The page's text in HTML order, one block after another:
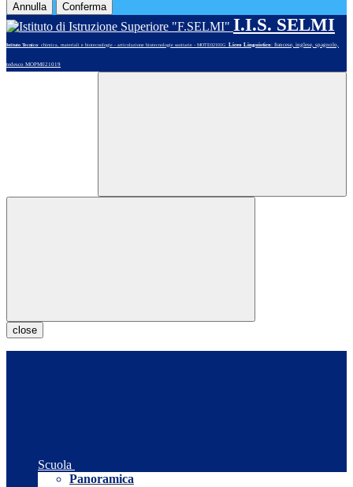
Annulla Conferma
I.I.S. SELMI
Istituto Tecnico: chimica, materiali e biotecnologie - articolazione biotecnologie sanitarie - MOTE02101G Liceo Linguistico: francese, inglese, spagnolo,
tedesco MOPM021019
close
Scuola
Panoramica